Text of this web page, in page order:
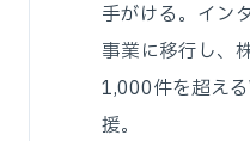
手がける。イン
事業に移行し、
1,000件を超え
援。